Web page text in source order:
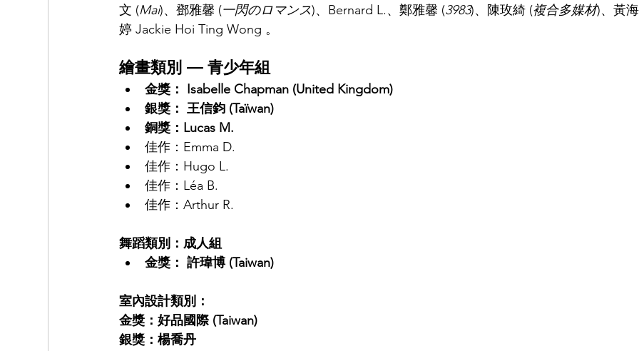
文 (Mai)、鄧雅馨 (一閃のロマンス)、Bernard L.、鄭雅馨 (3983)、陳玫綺 (複合多媒材)、黃海
婷 Jackie Hoi Ting Wong 。
繪畫類別 — 青少年組
金獎： Isabelle Chapman (United Kingdom)
銀獎： 王信鈞 (Taïwan)
銅獎：Lucas M.
佳作：Emma D.
佳作：Hugo L.
佳作：Léa B.
佳作：Arthur R.
舞蹈類別：成人組
金獎： 許瑋博 (Taiwan)
室內設計類別：
金獎：好品國際 (Taiwan)
銀獎：楊喬丹